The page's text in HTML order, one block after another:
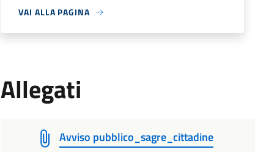
VAI ALLA PAGINA
Allegati
Avviso pubblico_sagre_cittadine